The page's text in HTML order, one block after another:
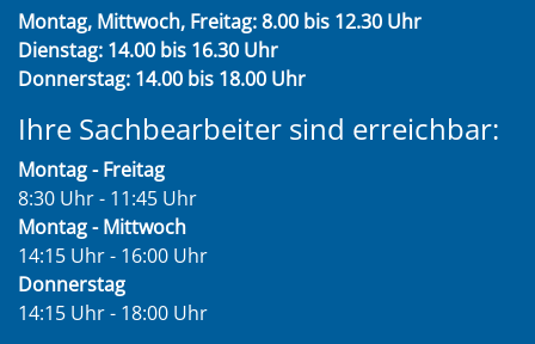
Montag, Mittwoch, Freitag: 8.00 bis 12.30 Uhr
Dienstag: 14.00 bis 16.30 Uhr
Donnerstag: 14.00 bis 18.00 Uhr
Ihre Sachbearbeiter sind erreichbar:
Montag - Freitag
8:30 Uhr - 11:45 Uhr
Montag - Mittwoch
14:15 Uhr - 16:00 Uhr
Donnerstag
14:15 Uhr - 18:00 Uhr